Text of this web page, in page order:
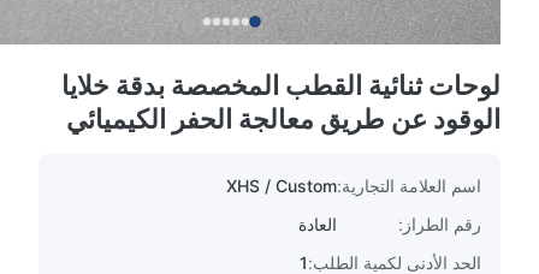
لوحات ثنائية القطب المخصصة بدقة خلايا
الوقود عن طريق معالجة الحفر الكيميائي
اسم العلامة التجارية:XHS / Custom
رقم الطراز:
الحد الأدنى لكمية الطلب:1